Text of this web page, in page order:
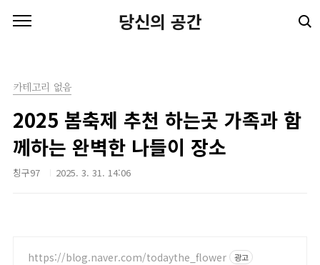
당신의 공간
카테고리 없음
2025 봄축제 추천 하는곳 가족과 함
께하는 완벽한 나들이 장소
칭구97 2025. 3. 31. 14:06
https://blog.naver.com/todaythe_flower 광고